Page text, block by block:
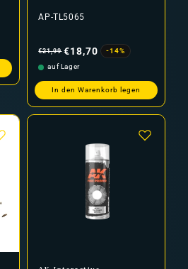
AP-TL5065
Preis
€21,99 €18,70
-14%
auf Lager
In den Warenkorb legen